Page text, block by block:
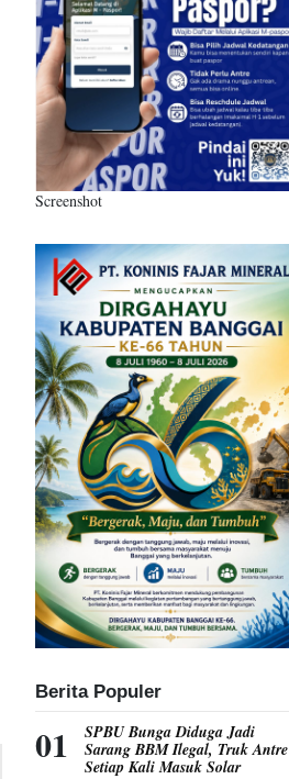
Screenshot
Berita Populer
SPBU Bunga Diduga Jadi
Sarang BBM Ilegal, Truk Antre
Setiap Kali Masuk Solar